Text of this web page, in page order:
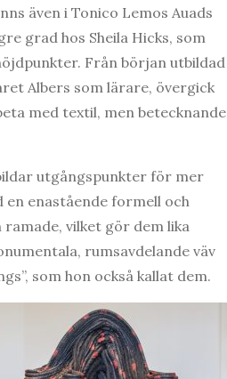
även i Tonico Lemos Auads
grad hos Sheila Hicks, som
Från början utbildad
Albers som lärare, övergick
med textil, men betecknande
utgångspunkter för mer
enastående formell och
vilket gör dem lika
rumsavdelande väv
som hon också kallat dem.